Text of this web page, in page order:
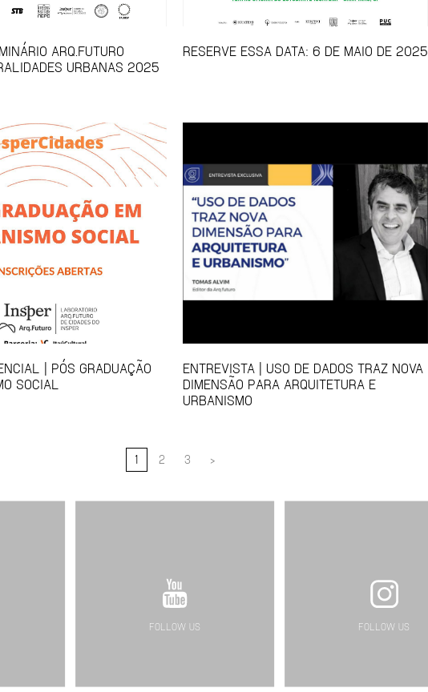
ARQ.FUTURO
URBANAS 2025
RESERVE ESSA DATA: 6 DE MAIO DE 2025
| PÓS GRADUAÇÃO
SOCIAL
ENTREVISTA | USO DE DADOS TRAZ NOVA
DIMENSÃO PARA ARQUITETURA E
URBANISMO
1 2 3 >
FOLLOW US FOLLOW US